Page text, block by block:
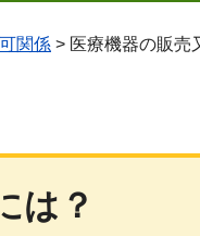
関係 > 医療機器の販売
は？